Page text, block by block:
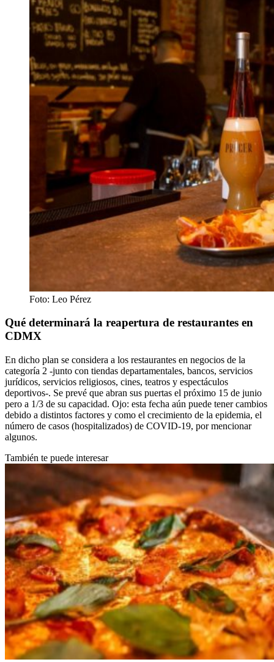
Foto: Leo Pérez
Qué determinará la reapertura de restaurantes en
CDMX
En dicho plan se considera a los restaurantes en negocios de la
categoría 2 -junto con tiendas departamentales, bancos, servicios
jurídicos, servicios religiosos, cines, teatros y espectáculos
deportivos-. Se prevé que abran sus puertas el próximo 15 de junio
pero a 1/3 de su capacidad. Ojo: esta fecha aún puede tener cambios
debido a distintos factores y como el crecimiento de la epidemia, el
número de casos (hospitalizados) de COVID-19, por mencionar
algunos.
También te puede interesar